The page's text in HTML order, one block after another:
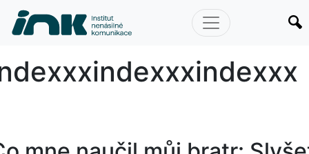
index
indexxxindexxx